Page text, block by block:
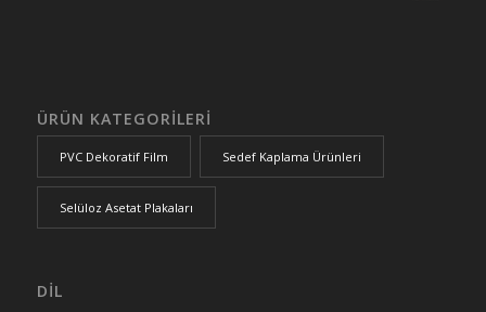
ÜRÜN KATEGORİLERİ
PVC Dekoratif Film Sedef Kaplama Ürünleri
Selüloz Asetat Plakaları
DİL